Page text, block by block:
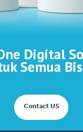
Digital
Semua
Contact US